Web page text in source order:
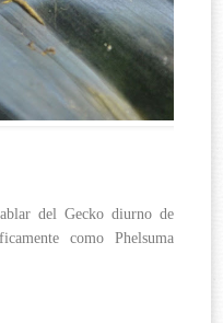
del Gecko diurno de
como Phelsuma